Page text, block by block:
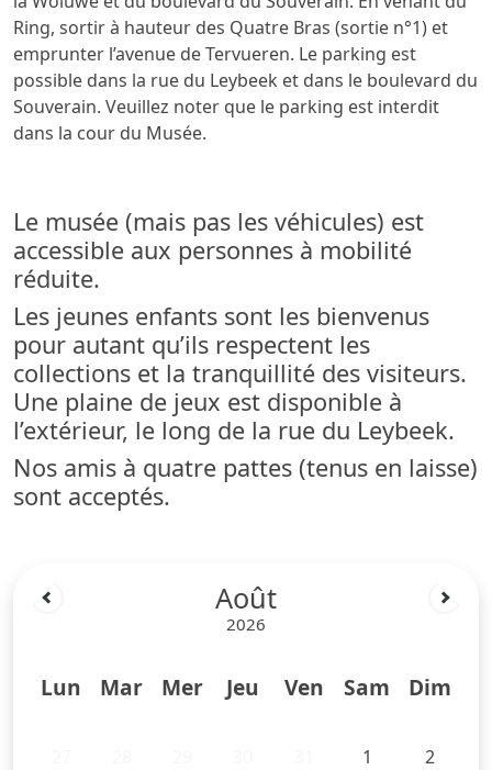
Ring, sortir à hauteur des Quatre Bras (sortie n°1) et
emprunter l’avenue de Tervueren. Le parking est
possible dans la rue du Leybeek et dans le boulevard du
Souverain. Veuillez noter que le parking est interdit
dans la cour du Musée.
Le musée (mais pas les véhicules) est
accessible aux personnes à mobilité
réduite.
Les jeunes enfants sont les bienvenus
pour autant qu’ils respectent les
collections et la tranquillité des visiteurs.
Une plaine de jeux est disponible à
l’extérieur, le long de la rue du Leybeek.
Nos amis à quatre pattes (tenus en laisse)
sont acceptés.
Août
2026
Lun Mar Mer Jeu Ven Sam Dim
1 2